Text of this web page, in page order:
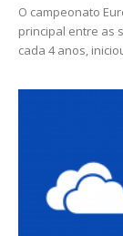
O campeonato
principal entre as
cada 4 anos,